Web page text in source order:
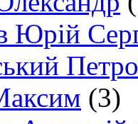
Юрій
Петро
(3)